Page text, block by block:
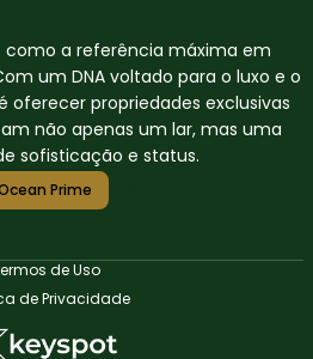
como a referência máxima em
um DNA voltado para o luxo e o
oferecer propriedades exclusivas
não apenas um lar, mas uma
sofisticação e status.
Prime
de Uso
de Privacidade